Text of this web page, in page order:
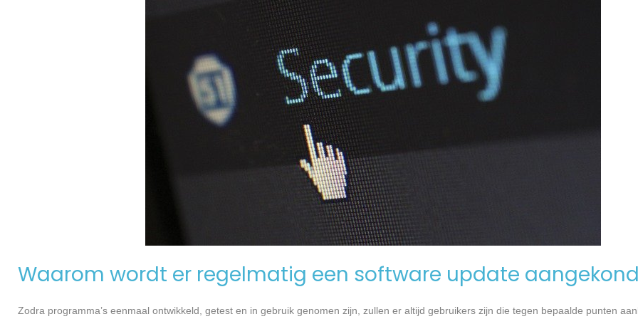
Waarom wordt er regelmatig een software update
Zodra programma’s eenmaal ontwikkeld, getest en in gebruik genomen zijn, zullen er altijd gebruikers zijn die tegen bepaalde punten